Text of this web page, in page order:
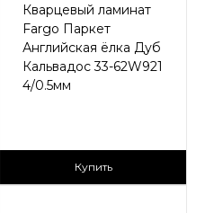
Кварцевый ламинат
Fargo Паркет
Английская ёлка Дуб
Кальвадос 33-62W921
4/0.5мм
2
Купить